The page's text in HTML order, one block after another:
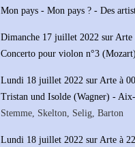
Mon pays - Mon pays ? - Des
Dimanche 17 juillet 2022 sur Arte
Concerto pour violon n°3
Lundi 18 juillet 2022 sur Arte à
Tristan und Isolde (Wagner) -
Stemme, Skelton, Selig, Barton
Lundi 18 juillet 2022 sur Arte à